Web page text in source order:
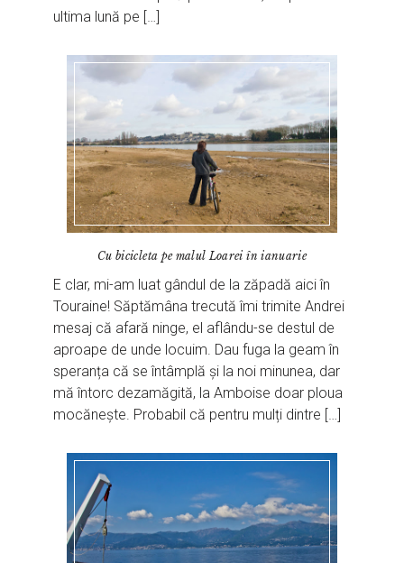
ultima lună pe […]
Cu bicicleta pe malul Loarei în ianuarie
E clar, mi-am luat gândul de la zăpadă aici în
Touraine! Săptămâna trecută îmi trimite Andrei
mesaj că afară ninge, el aflându-se destul de
aproape de unde locuim. Dau fuga la geam în
speranța că se întâmplă și la noi minunea, dar
mă întorc dezamăgită, la Amboise doar ploua
mocănește. Probabil că pentru mulți dintre […]